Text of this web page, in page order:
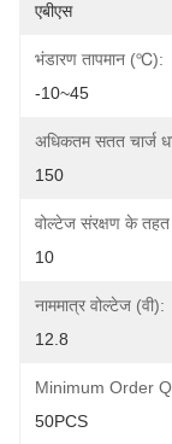
एबीएस
भंडारण तापमान (℃):
-10~45
अधिकतम सतत चार्ज
150
वोल्टेज संरक्षण के तहत
10
नाममात्र वोल्टेज (वी):
12.8
Minimum Order
50PCS